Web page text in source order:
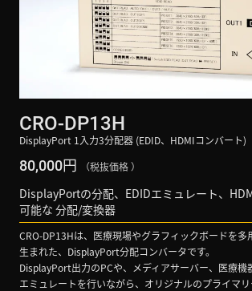
CRO-DP13H
DisplayPort 1入力3分配器 (EDID、HDMIコンバート)
80,000円 （税抜価格 ）
DisplayPortの分配、EDIDエミュレート、
可能な 分配/変換器
CRO-DP13Hは、医療現場やグラフィックボードを多
生まれた、DisplayPort分配コンバータです。
DisplayPort出力のPCや、メディアサーバー、医療機
エミュレートを行いながら、オリジナルのプライマ